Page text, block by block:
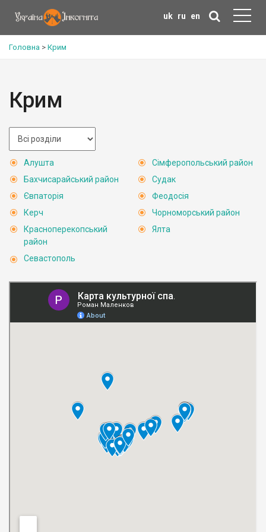
uk ru en
Головна > Крим
Крим
Алушта
Бахчисарайський район
Євпаторія
Керч
Красноперекопський
район
Севастополь
Сімферопольський район
Судак
Феодосія
Чорноморський район
Ялта